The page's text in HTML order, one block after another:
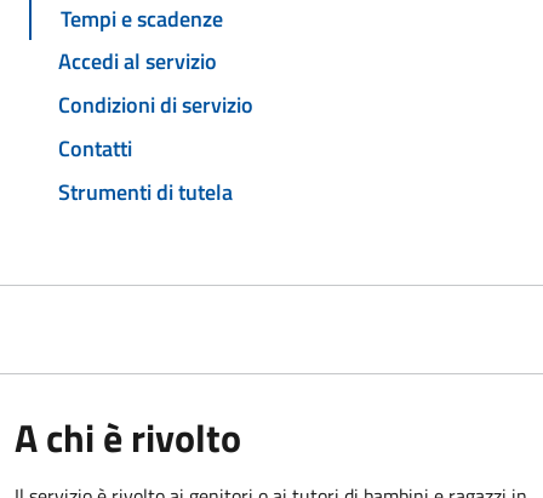
Tempi e scadenze
Accedi al servizio
Condizioni di servizio
Contatti
Strumenti di tutela
A chi è rivolto